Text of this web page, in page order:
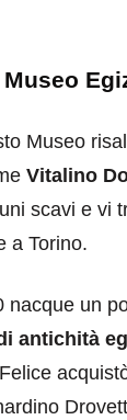
Museo
Vitalino
scavi e vi
a Torino.
nacque un
antichità